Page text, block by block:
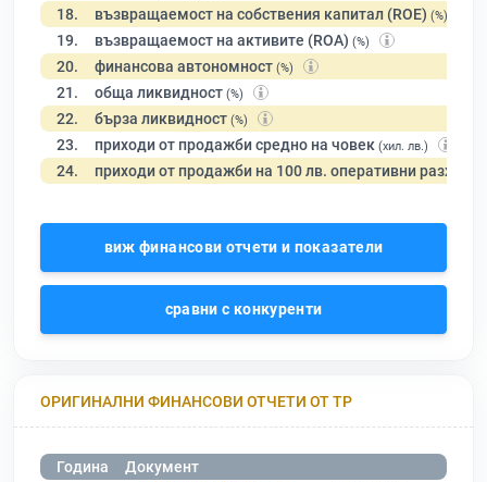
18. възвращаемост на собствения капитал (ROE) (%)
19. възвращаемост на активите (ROA) (%)
20. финансова автономност (%)
21. обща ликвидност (%)
22. бърза ликвидност (%)
23. приходи от продажби средно на човек (хил. лв.)
24. приходи от продажби на 100 лв. оперативни разходи
виж финансови отчети и показатели
сравни с конкуренти
ОРИГИНАЛНИ ФИНАНСОВИ ОТЧЕТИ ОТ ТР
Година
Документ